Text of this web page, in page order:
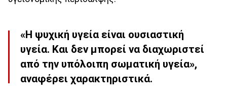
«Η ψυχική υγεία είναι ουσιαστική
υγεία. Και δεν μπορεί να διαχωριστεί
από την υπόλοιπη σωματική υγεία»,
αναφέρει χαρακτηριστικά.